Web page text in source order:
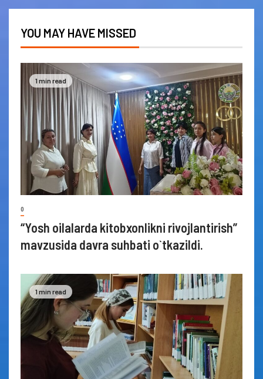
YOU MAY HAVE MISSED
1 min read
0
“Yosh oilalarda kitobxonlikni rivojlantirish”
mavzusida davra suhbati o`tkazildi.
1 min read